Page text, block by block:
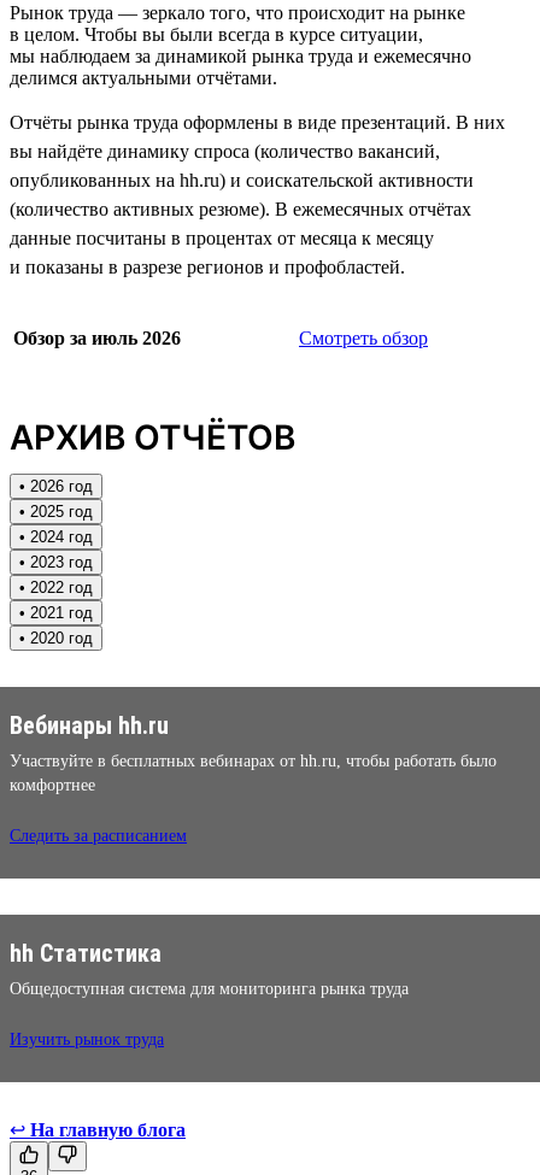
Рынок труда — зеркало того, что происходит на рынке
в целом. Чтобы вы были всегда в курсе ситуации,
мы наблюдаем за динамикой рынка труда и ежемесячно
делимся актуальными отчётами.
Отчёты рынка труда оформлены в виде презентаций. В них
вы найдёте динамику спроса (количество вакансий,
опубликованных на hh.ru) и соискательской активности
(количество активных резюме). В ежемесячных отчётах
данные посчитаны в процентах от месяца к месяцу
и показаны в разрезе регионов и профобластей.
Обзор за июль 2026 Смотреть обзор
АРХИВ ОТЧЁТОВ
• 2026 год
• 2025 год
• 2024 год
• 2023 год
• 2022 год
• 2021 год
• 2020 год
Вебинары hh.ru
Участвуйте в бесплатных вебинарах от hh.ru, чтобы работать было
комфортнее
Следить за расписанием
hh Статистика
Общедоступная система для мониторинга рынка труда
Изучить рынок труда
↩ На главную блога